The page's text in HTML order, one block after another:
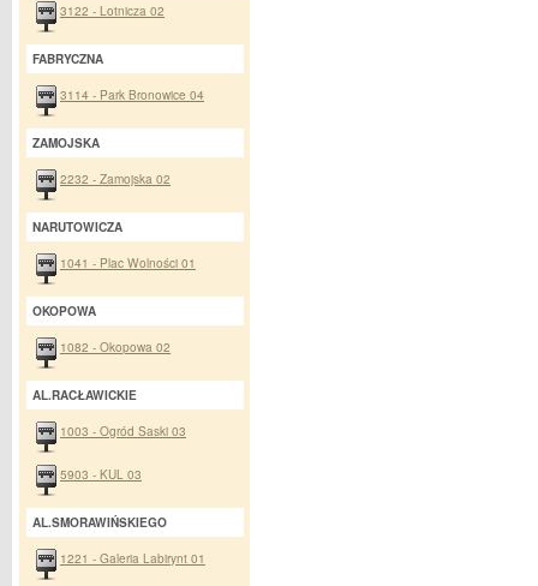
3122 - Lotnicza 02
FABRYCZNA
3114 - Park Bronowice 04
ZAMOJSKA
2232 - Zamojska 02
NARUTOWICZA
1041 - Plac Wolności 01
OKOPOWA
1082 - Okopowa 02
AL.RACŁAWICKIE
1003 - Ogród Saski 03
5903 - KUL 03
AL.SMORAWIŃSKIEGO
1221 - Galeria Labirynt 01